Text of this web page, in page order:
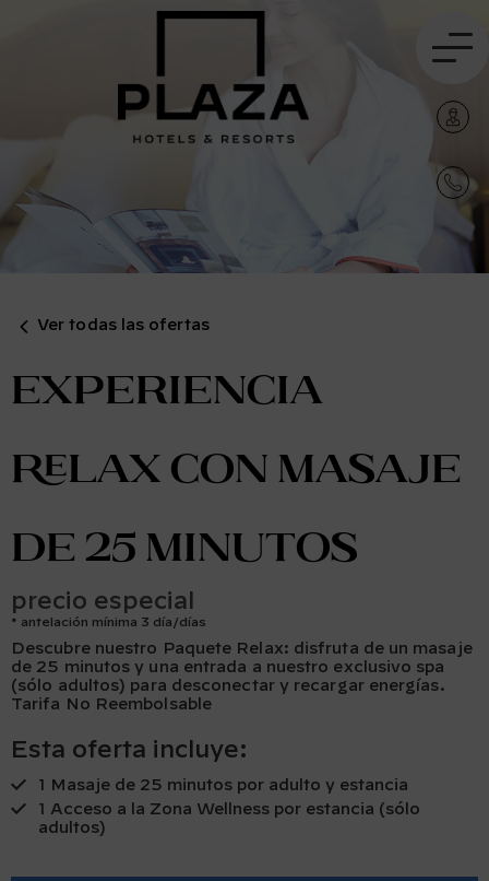
Ver todas las ofertas
Experiencia
Relax con masaje
de 25 minutos
precio especial
antelación mínima 3 día/días
Descubre nuestro Paquete Relax: disfruta de un masaje
de 25 minutos y una entrada a nuestro exclusivo spa
(sólo adultos) para desconectar y recargar energías.
Tarifa No Reembolsable
Esta oferta incluye:
1 Masaje de 25 minutos por adulto y estancia
1 Acceso a la Zona Wellness por estancia (sólo
adultos)